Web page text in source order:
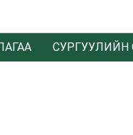
СУРГУУЛИЙН